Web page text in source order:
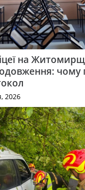
на
чому
2026